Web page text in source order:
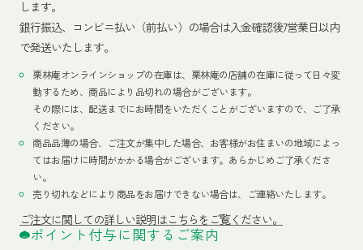
します。
銀行振込、コンビニ払い（前払い）の場合は入金確認後7営業日以内
で発送いたします。
栗林庵オンラインショップの在庫は、栗林庵の店舗の在庫に従って日々変
動するため、商品により品切れの場合がございます。
その際には、配送までにお時間をいただくことがございますので、ご了承
ください。
商品品薄の場合、ご注文が集中した場合、お客様がお住まいの地域によっ
てはお届けに時間がかかる場合がございます。あらかじめご了承くださ
い。
売り切れなどにより商品をお届けできない場合は、ご連絡いたします。
ご注文に関しての詳しい説明はこちらをご覧ください。
ポイント付与に関するご案内